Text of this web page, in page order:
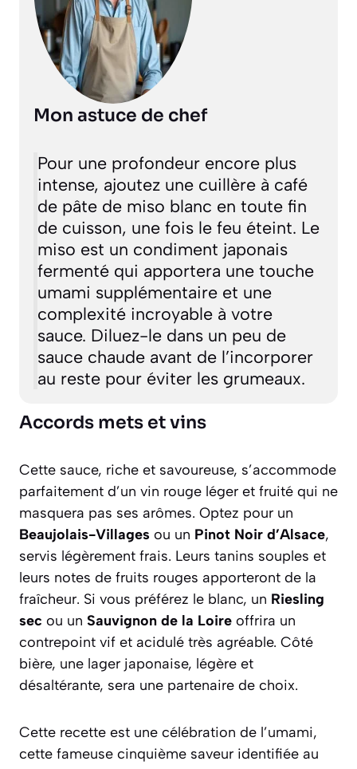
Mon astuce de chef
Pour une profondeur encore plus
intense, ajoutez une cuillère à café
de pâte de miso blanc en toute fin
de cuisson, une fois le feu éteint. Le
miso est un condiment japonais
fermenté qui apportera une touche
umami supplémentaire et une
complexité incroyable à votre
sauce. Diluez-le dans un peu de
sauce chaude avant de l’incorporer
au reste pour éviter les grumeaux.
Accords mets et vins
Cette sauce, riche et savoureuse, s’accommode
parfaitement d’un vin rouge léger et fruité qui ne
masquera pas ses arômes. Optez pour un
Beaujolais-Villages ou un Pinot Noir d’Alsace,
servis légèrement frais. Leurs tanins souples et
leurs notes de fruits rouges apporteront de la
fraîcheur. Si vous préférez le blanc, un Riesling
sec ou un Sauvignon de la Loire offrira un
contrepoint vif et acidulé très agréable. Côté
bière, une lager japonaise, légère et
désaltérante, sera une partenaire de choix.
Cette recette est une célébration de l’umami,
cette fameuse cinquième saveur identifiée au